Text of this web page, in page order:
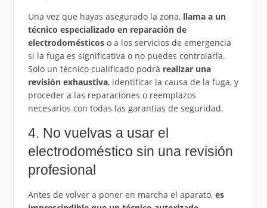
Una vez que hayas asegurado la zona, llama a un
técnico especializado en reparación de
electrodomésticoso a los servicios de emergencia
si la fuga es significativa o no puedes controlarla.
Solo un técnico cualificado podrá realizar una
revisión exhaustiva, identificar la causa de la fuga, y
proceder a las reparaciones o reemplazos
necesarios con todas las garantías de seguridad.
4. No vuelvas a usar el
electrodoméstico sin una revisión
profesional
Antes de volver a poner en marcha el aparato, es